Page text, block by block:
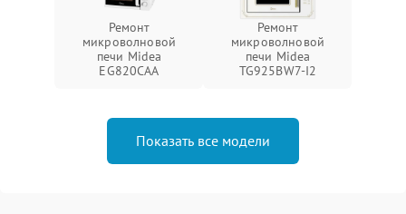
Ремонт
микроволновой
печи Midea
EG820CAA
Ремонт
микроволновой
печи Midea
TG925BW7-I2
Показать все модели